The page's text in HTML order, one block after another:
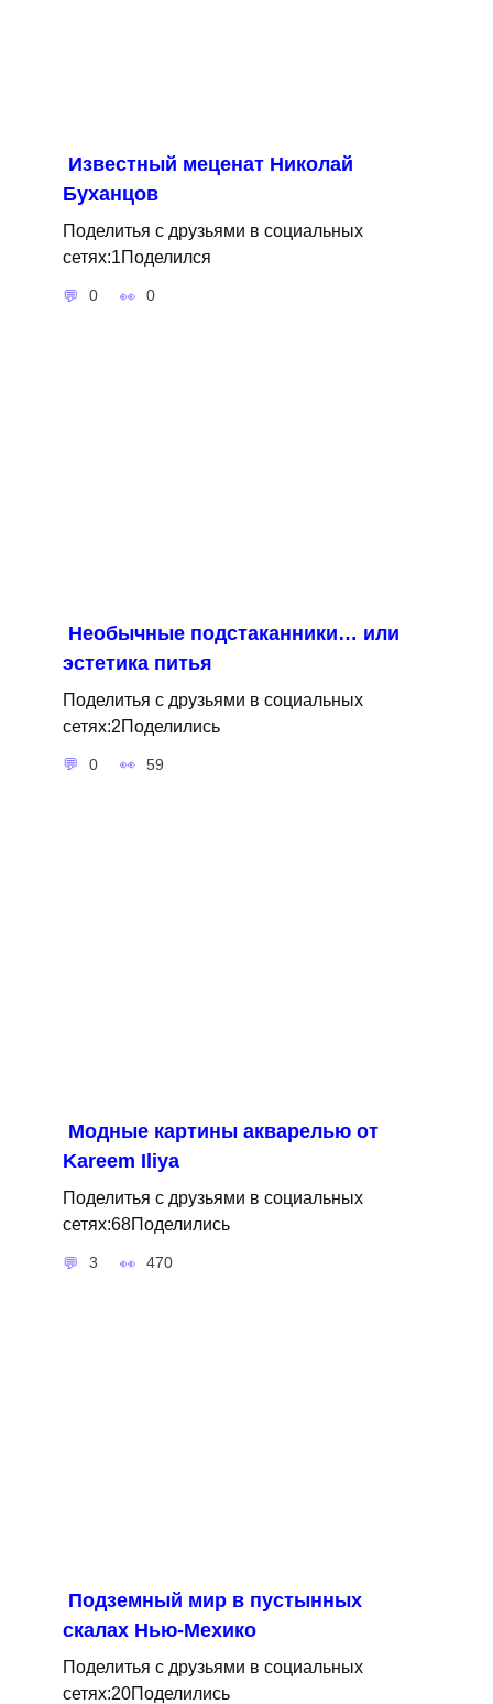
Известный меценат Николай
Буханцов
Поделитья с друзьями в социальных
сетях:1Поделился
0 0
Необычные подстаканники… или
эстетика питья
Поделитья с друзьями в социальных
сетях:2Поделились
0 59
Модные картины акварелью от
Kareem Iliya
Поделитья с друзьями в социальных
сетях:68Поделились
3 470
Подземный мир в пустынных
скалах Нью-Мехико
Поделитья с друзьями в социальных
сетях:20Поделились